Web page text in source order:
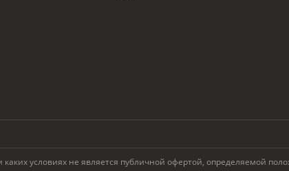
условиях не является публичной офертой, определяемой